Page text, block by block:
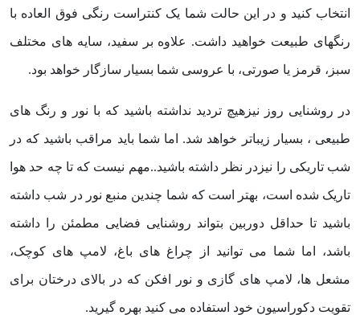
انتخاب کنید و در این حالت شما یک کنتراست رنگی فوق العاده با
رنگهای طبیعت خواهید داشت. علاوه بر سفید، سایه های مختلف
سبز، قرمز یا صورتی، با عروسی شما بسیار سازگار خواهد بود.
در روشنایی روز نیزهیچ تردید نداشته باشید که با نور و رنگ های
طبیعی ، بسیار زیباتر خواهد شد. اما شما باید مراقب باشید که در
شب تاریکی را نیزدر نظر داشته باشید..مهم نیست که تا چه حد هوا
تاریک شده است، بهتر است که شما چندین منبع نور در شب داشته
باشید تا حداقل دوربین بتواند روشنایی فضایی مطمئن را داشته
باشد، اما شما می توانید از چراغ های باغ، لامپ های کوچک،
مشعل ها، لامپ های گازی و نور افکن که در بالای درختان برای
تقویت دکوراسیون خود استفاده می کنید بهره گیرید.